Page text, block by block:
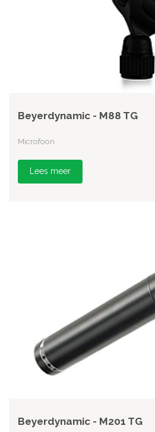
Beyerdynamic - M88 TG
Microfoon
Lees meer
Beyerdynamic - M201 TG